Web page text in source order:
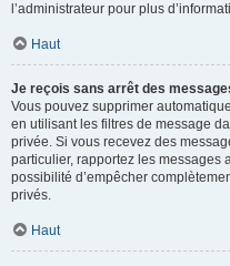
l’administrateur pour plus
Haut
Je reçois sans arrêt des
Vous pouvez supprimer
en utilisant les filtres de message
privée. Si vous recevez des
particulier, rapportez les messages
possibilité d’empêcher
privés.
Haut